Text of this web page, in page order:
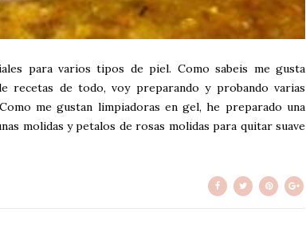
para varios tipos de piel. Como sabeis me gusta
recetas de todo, voy preparando y probando varias
me gustan limpiadoras en gel, he preparado una
molidas y petalos de rosas molidas para quitar suave